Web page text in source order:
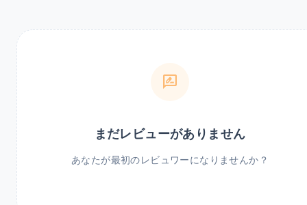
rate_review
まだレビューがありません
あなたが最初のレビュワーになりませんか？